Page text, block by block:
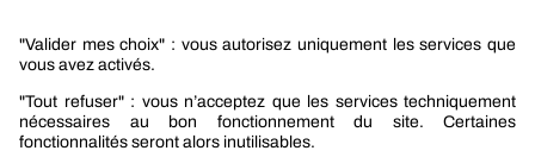
Promotions
Nouveautés mobilité
Nouveautés construction